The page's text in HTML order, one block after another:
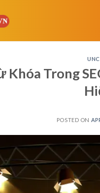
Khóa Trong
POSTED ON